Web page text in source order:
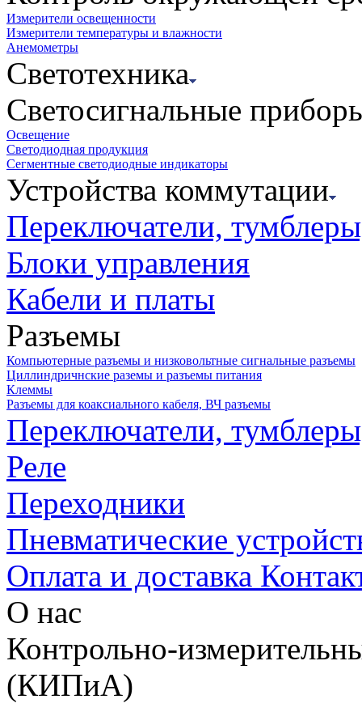
Измерители освещенности
Измерители температуры и влажности
Анемометры
Светотехника
Светосигнальные
Освещение
Светодиодная продукция
Сегментные светодиодные индикаторы
Устройства коммутации
Переключатели,
Блоки управления
Кабели и платы
Разъемы
Компьютерные разъемы и низковольтные сигнальные разъемы
Циллиндричнские раземы и разъемы питания
Клеммы
Разъемы для коаксиального кабеля, ВЧ разъемы
Переключатели,
Реле
Переходники
Пневматические
Оплата и доставка
О нас
Контрольно-
(КИПиА)